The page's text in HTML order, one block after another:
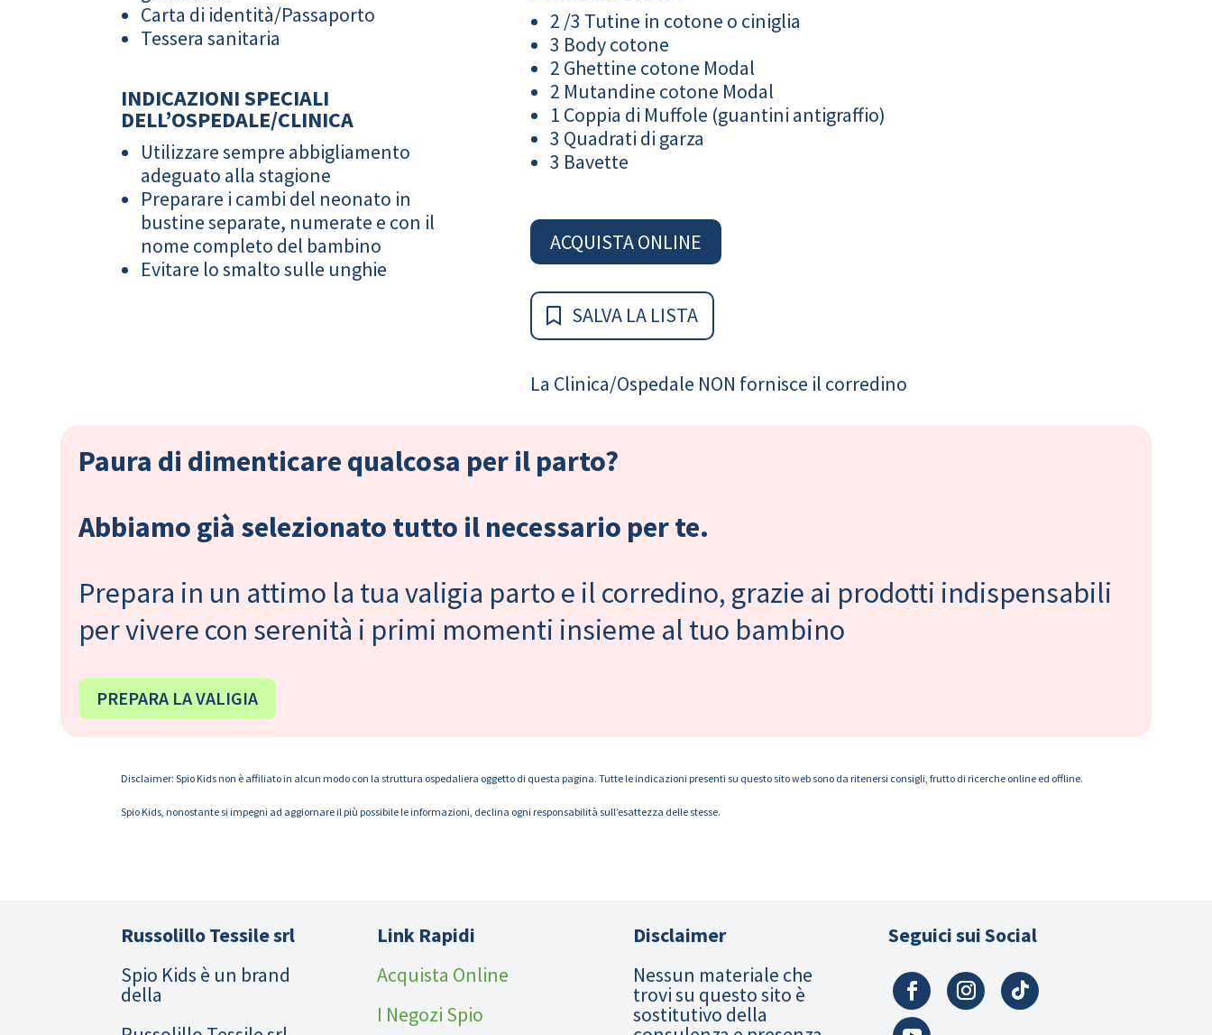
Carta di identità/Passaporto
Tessera sanitaria
INDICAZIONI SPECIALI
DELL’OSPEDALE/CLINICA
Utilizzare sempre abbigliamento
adeguato alla stagione
Preparare i cambi del neonato in
bustine separate, numerate e con il
nome completo del bambino
Evitare lo smalto sulle unghie
2 /3 Tutine in cotone o ciniglia
3 Body cotone
2 Ghettine cotone Modal
2 Mutandine cotone Modal
1 Coppia di Muffole (guantini antigraffio)
3 Quadrati di garza
3 Bavette
ACQUISTA ONLINE
SALVA LA LISTA
La Clinica/Ospedale NON fornisce il corredino
Paura di dimenticare qualcosa per il parto?
Abbiamo già selezionato tutto il necessario per te.
Prepara in un attimo la tua valigia parto e il corredino, grazie ai prodotti indispensabili
per vivere con serenità i primi momenti insieme al tuo bambino
PREPARA LA VALIGIA
Disclaimer: Spio Kids non è affiliato in alcun modo con la struttura ospedaliera oggetto di questa pagina. Tutte le indicazioni presenti su questo sito web sono da ritenersi consigli, frutto di ricerche online ed offline.
Spio Kids, nonostante si impegni ad aggiornare il più possibile le informazioni, declina ogni responsabilità sull’esattezza delle stesse.
Russolillo Tessile srl
Spio Kids è un brand
della
Link Rapidi
Acquista Online
I Negozi Spio
Disclaimer
Nessun materiale che
trovi su questo sito è
sostitutivo della
Seguici sui Social